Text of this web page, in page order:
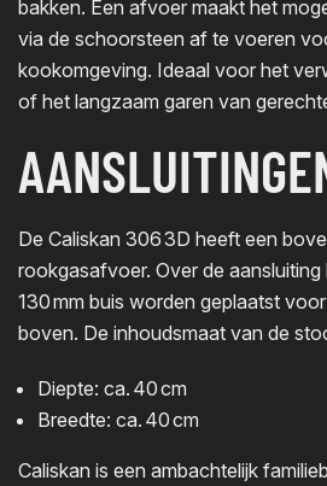
bakken. Een afvoer maakt het
via de schoorsteen af te voeren
kookomgeving. Ideaal voor het
of het langzaam garen van
De Caliskan 306 3D heeft een
rookgasafvoer. Over de aansluiting
130 mm buis worden geplaatst
boven. De inhoudsmaat van de
Diepte: ca. 40 cm
Breedte: ca. 40 cm
Caliskan is een ambachtelijk